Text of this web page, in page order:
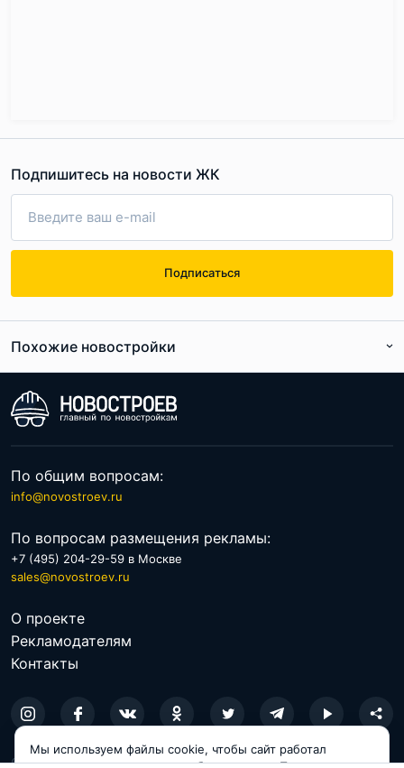
Подпишитесь на новости ЖК
Подписаться
Похожие новостройки
По общим вопросам:
info@novostroev.ru
По вопросам размещения рекламы:
+7 (495) 204-29-59 в Москве
sales@novostroev.ru
О проекте
Рекламодателям
Контакты
© 2026 NOVOSTROEV.RU
Мы используем файлы cookie, чтобы сайт работал